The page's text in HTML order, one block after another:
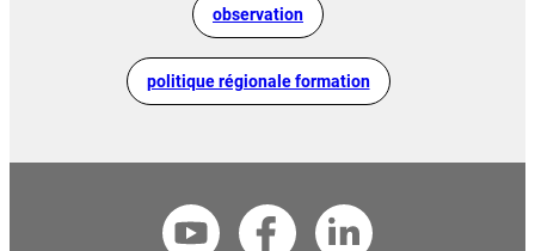
observation
politique régionale formation